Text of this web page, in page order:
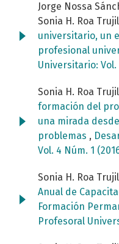
Jorge Nossa
Sonia H. Roa
universitario, un
profesional
Universitario: Vol.
Sonia H. Roa
formación del
una mirada
problemas ,
Vol. 4 Núm. 1
Sonia H. Roa
Anual de
Formación
Profesoral